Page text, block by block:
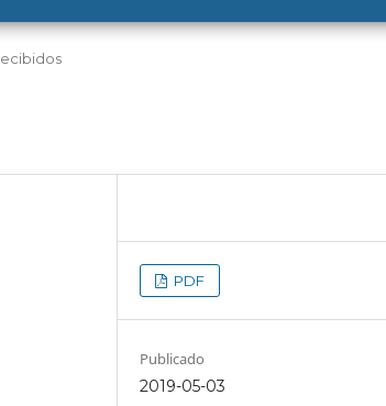
PDF
Publicado
2019-05-03